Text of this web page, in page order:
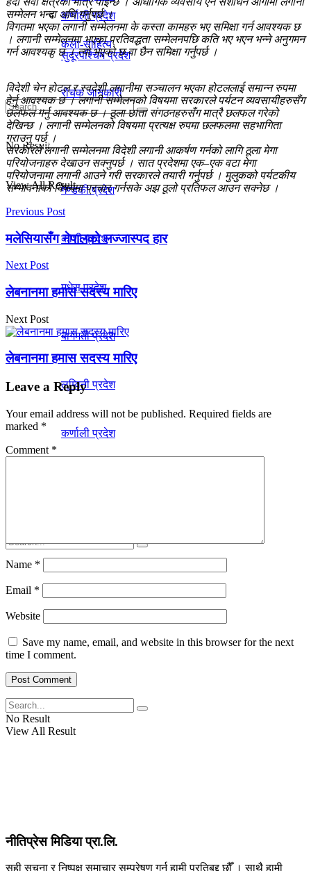
कर्णाली प्रदेश
सुदूरपश्चिम प्रदेश
No Result
View All Result
कला-साहित्य
रोचक जानकारी
प्रदेश
गण्डकी प्रदेश
काेशी प्रदेश
मधेस प्रदेश
बागमती प्रदेश
लुम्विनी प्रदेश
कर्णाली प्रदेश
No Result
View All Result
सम्मेलन भन्दा अघि गर्नुपर्छ ।
विगतमा भएका लगानी सम्मेलनमा के कस्ता कामहरु भए समिक्षा गर्न आवश्यक छ
। लगानी सम्मेलनमा भएका प्रतिवद्धता सम्मेलनपछि कति भए भएन भन्ने अनुगमन
गर्न आवश्यक छ । त्यो भएको छ वा छैन समिक्षा गर्नुपर्छ ।
विदेशी चेन होटल र स्वदेशी लगानीमा सञ्चालन भएका होटललाई समान्न रुपमा
हेर्नु आवश्यक छ । लगानी सम्मेलनको विषयमा सरकारले पर्यटन व्यवसायीहरुसँग
छलफल गर्नु आवश्यक छ । ठूला छाता संगठनहरुसँग मात्रै छलफल गरेको
देखिन्छ । लगानी सम्मेलनको विषयमा प्रत्यक्ष रुपमा छलफलमा सहभागिता
गराउनु पर्छ ।
सरकारले लगानी सम्मेलनमा विदेशी लगानी आकर्षण गर्नको लागि ठूला मेगा
परियोजनाहरु देखाउन सक्नुपर्छ । सात प्रदेशमा एक–एक वटा मेगा
परियोजनामा लगानी आउने गरी सरकारले तयारी गर्नुपर्छ । मुलुकको पर्यटकीय
सम्भावनाको विषयमा प्रचार गर्नसके अझ ठूलो प्रतिफल आउन सक्नेछ ।
Previous Post
मलेसियासँग नेपालको लज्जास्पद हार
Next Post
लेबनानमा हमास सदस्य मारिए
Next Post
लेबनानमा हमास सदस्य मारिए
Leave a Reply
Your email address will not be published. Required fields are
marked *
Comment *
Name *
Email *
Website
Save my name, email, and website in this browser for the next
time I comment.
No Result
View All Result
नीतिप्रेस मिडिया प्रा.लि.
सही सूचना र निष्पक्ष समाचार सम्प्रेषण गर्न हामी प्रतिबद्द छौँ । साथै हामी